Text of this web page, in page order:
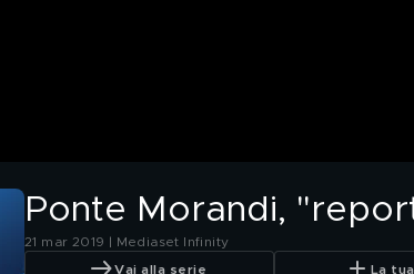
Ponte Morandi,
21 mar 2019 | Mediaset Infinity
Vai alla serie La